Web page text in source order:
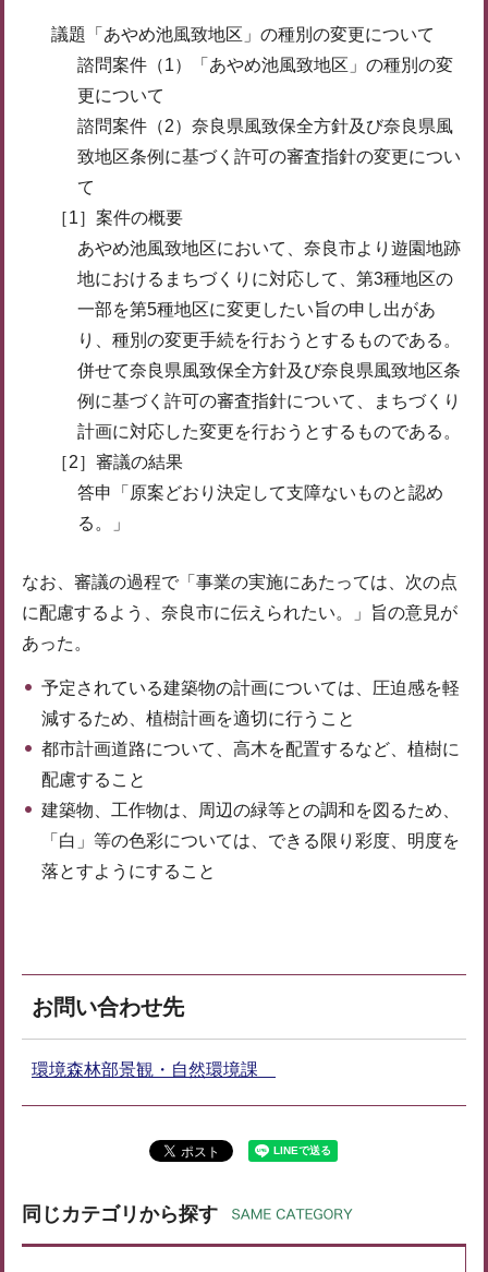
議題「あやめ池風致地区」の種別の変更について
諮問案件（1）「あやめ池風致地区」の種別の変
更について
諮問案件（2）奈良県風致保全方針及び奈良県風
致地区条例に基づく許可の審査指針の変更につい
て
［1］案件の概要
あやめ池風致地区において、奈良市より遊園地跡
地におけるまちづくりに対応して、第3種地区の
一部を第5種地区に変更したい旨の申し出があ
り、種別の変更手続を行おうとするものである。
併せて奈良県風致保全方針及び奈良県風致地区条
例に基づく許可の審査指針について、まちづくり
計画に対応した変更を行おうとするものである。
［2］審議の結果
答申「原案どおり決定して支障ないものと認め
る。」
なお、審議の過程で「事業の実施にあたっては、次の点
に配慮するよう、奈良市に伝えられたい。」旨の意見が
あった。
予定されている建築物の計画については、圧迫感を軽
減するため、植樹計画を適切に行うこと
都市計画道路について、高木を配置するなど、植樹に
配慮すること
建築物、工作物は、周辺の緑等との調和を図るため、
「白」等の色彩については、できる限り彩度、明度を
落とすようにすること
お問い合わせ先
環境森林部景観・自然環境課
同じカテゴリから探す